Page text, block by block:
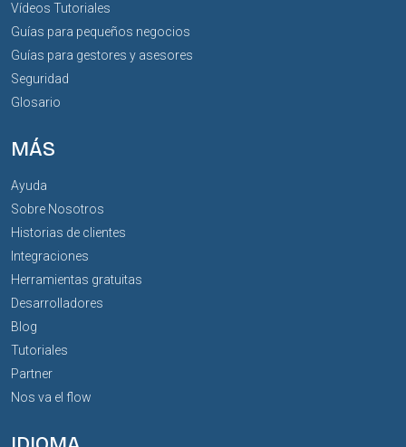
Vídeos Tutoriales
Guías para pequeños negocios
Guías para gestores y asesores
Seguridad
Glosario
MÁS
Ayuda
Sobre Nosotros
Historias de clientes
Integraciones
Herramientas gratuitas
Desarrolladores
Blog
Tutoriales
Partner
Nos va el flow